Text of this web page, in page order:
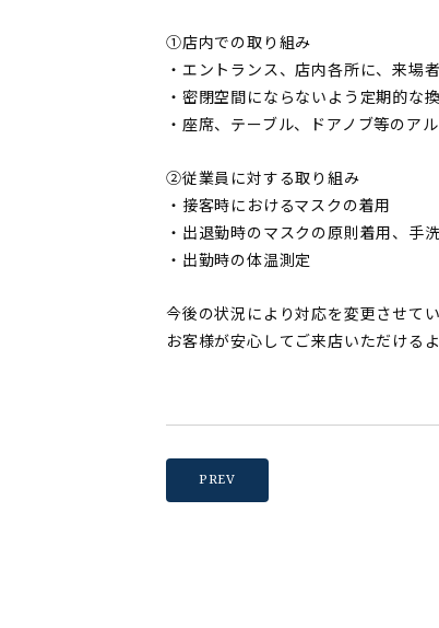
①店内での取り組み
・エントランス、店内各所に、来場
・密閉空間にならないよう定期的な
・座席、テーブル、ドアノブ等のア
②従業員に対する取り組み
・接客時におけるマスクの着用
・出退勤時のマスクの原則着用、手
・出勤時の体温測定
今後の状況により対応を変更させて
お客様が安心してご来店いただける
PREV